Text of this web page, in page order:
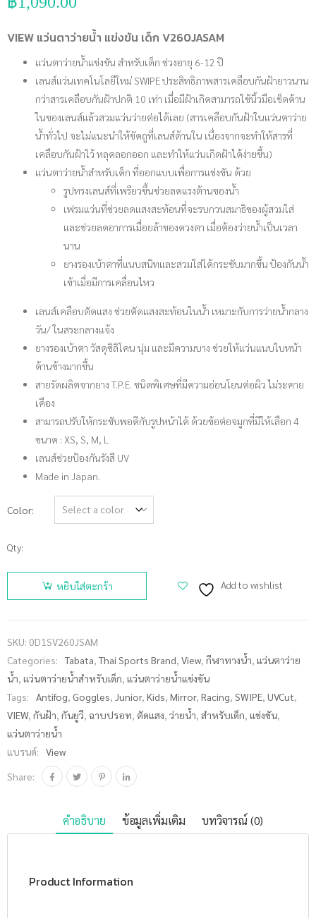
VIEW แว่นตาว่ายน้ำ แข่งขัน เด็ก V260JASAM
แว่นตาว่ายน้ำแข่งขัน สำหรับเด็ก ช่วงอายุ 6-12 ปี
เลนส์แว่นเทคโนโลยีใหม่ SWIPE ประสิทธิภาพสารเคลือบกันฝ้ายาวนาน
กว่าสารเคลือบกันฝ้าปกติ 10 เท่า เมื่อมีฝ้าเกิดสามารถใช้นิ้วมือเช็ดด้าน
ในของเลนส์แล้วสวมแว่นว่ายต่อได้เลย (สารเคลือบกันฝ้าในแว่นตาว่าย
น้ำทั่วไป จะไม่แนะนำให้ขัดถูที่เลนส์ด้านใน เนื่องจากจะทำให้สารที่
เคลือบกันฝ้าไว้ หลุดลอกออก และทำให้แว่นเกิดฝ้าได้ง่ายขึ้น)
แว่นตาว่ายน้ำสำหรับเด็ก ที่ออกแบบเพื่อการแข่งขัน ด้วย
รูปทรงเลนส์ที่เพรียวขึ้นช่วยลดแรงต้านของน้ำ
เฟรมแว่นที่ช่วยลดแสงสะท้อนที่จะรบกวนสมาธิของผู้สวมใส่
และช่วยลดอาการเมื่อยล้าของดวงตา เมื่อต้องว่ายน้ำเป็นเวลา
นาน
ยางรองเบ้าตาที่แนบสนิทและสวมใส่ได้กระชับมากขึ้น ป้องกันน้ำ
เข้าเมื่อมีการเคลื่อนไหว
เลนส์เคลือบตัดแสง ช่วยตัดแสงสะท้อนในน้ำ เหมาะกับการว่ายน้ำกลาง
วัน/ ในสระกลางแจ้ง
ยางรองเบ้าตา วัสดุซิลิโคน นุ่ม และมีความบาง ช่วยให้แว่นแนบใบหน้า
ด้านข้างมากขึ้น
สายรัดผลิตจากยาง T.P.E. ชนิดพิเศษที่มีความอ่อนโยนต่อผิว ไม่ระคาย
เคือง
สามารถปรับให้กระชับพอดีกับรูปหน้าได้ ด้วยข้อต่อจมูกที่มีให้เลือก 4
ขนาด : XS, S, M, L
เลนส์ช่วยป้องกันรังสี UV
Made in Japan.
Color
Qty:
จำนวน
VIEW
แว่นตาว่าย
V260JASAM
ชิ้น
หยิบใส่ตะกร้า Add to wishlist
SKU: 0D1SV260JSAM
Categories:
Tabata,Thai Sports Brand, View, กีฬาทางน้ำ, แว่นตาว่าย
น้ำ, แว่นตาว่ายน้ำสำหรับเด็ก, แว่นตาว่ายน้ำแข่งขัน
Tags:
Antifog, Goggles, Junior, Kids, Mirror, Racing, SWIPE, UVCut,
VIEW, กันฝ้า, กันยูวี, ฉาบปรอท, ตัดแสง, ว่ายน้ำ, สำหรับเด็ก, แข่งขัน,
แว่นตาว่ายน้ำ
แบรนด์:
View
Share:
คำอธิบาย ข้อมูลเพิ่มเติม บทวิจารณ์ (0)
Product Information